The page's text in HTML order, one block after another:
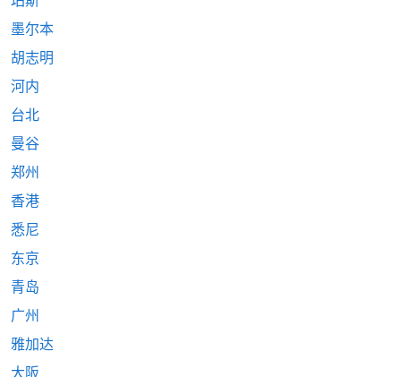
墨尔本
胡志明
河内
台北
曼谷
郑州
香港
悉尼
东京
青岛
广州
雅加达
大阪